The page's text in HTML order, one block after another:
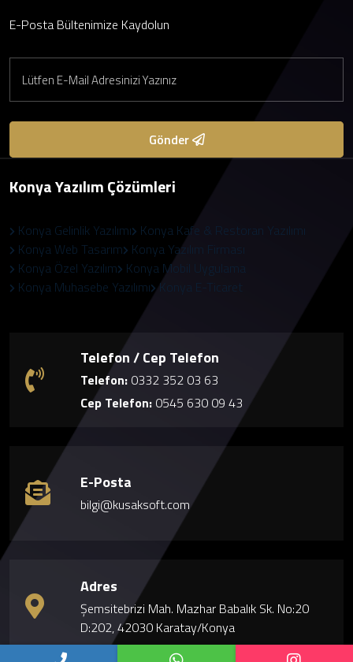
E-Posta Bültenimize Kaydolun
Gönder
Konya Yazılım Çözümleri
Konya Gelinlik Yazılımı Konya Kafe & Restoran Yazılımı
Konya Web Tasarım Konya Yazılım Firması
Konya Özel Yazılım Konya Mobil Uygulama
Konya Muhasebe Yazılımı Konya E-Ticaret
Telefon / Cep Telefon
Telefon: 0332 352 03 63
Cep Telefon: 0545 630 09 43
E-Posta
bilgi@kusaksoft.com
Adres
Şemsitebrizi Mah. Mazhar Babalık Sk. No:20
D:202, 42030 Karatay/Konya